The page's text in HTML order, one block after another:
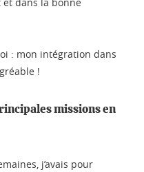
et dans la bonne
: mon intégration dans
!
missions en
j’avais pour